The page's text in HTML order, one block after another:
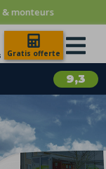
monteurs
Gratis offerte
9,3